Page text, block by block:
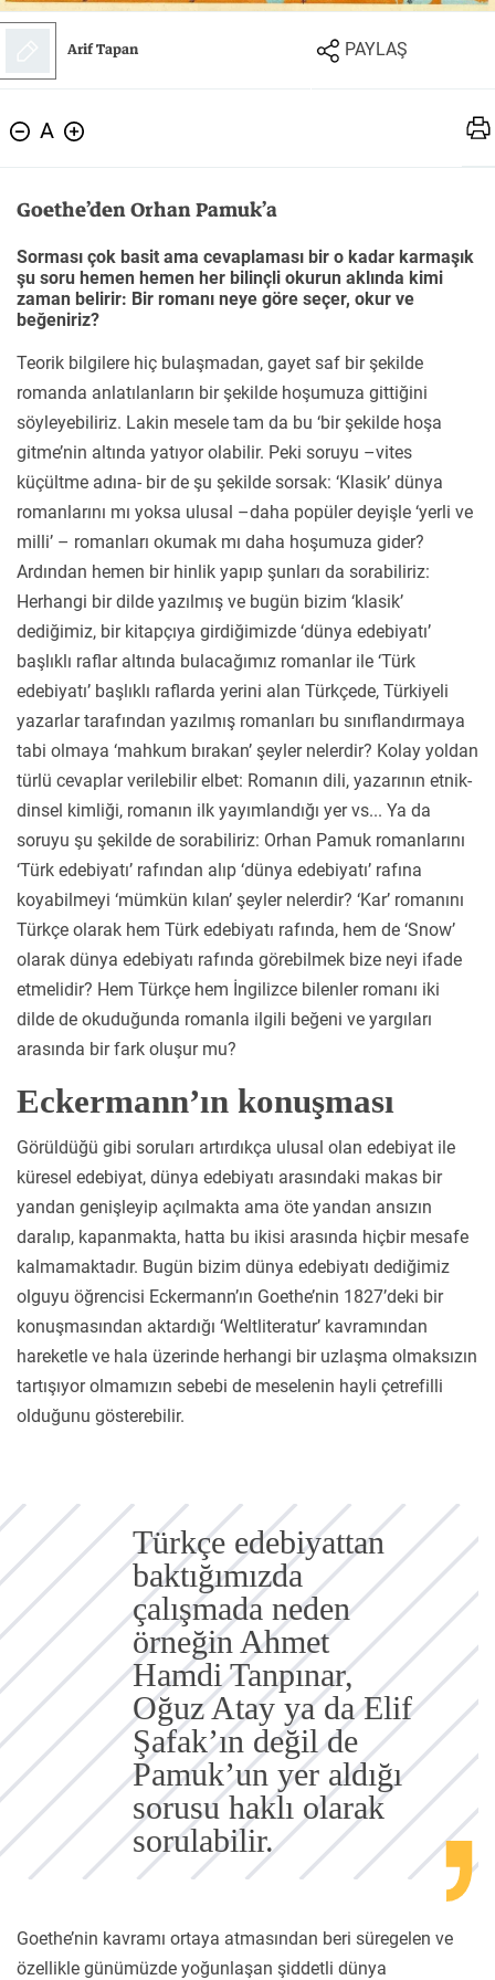
Arif Tapan PAYLAŞ
A
Goethe’den Orhan Pamuk’a
Sorması çok basit ama cevaplaması bir o kadar karmaşık
şu soru hemen hemen her bilinçli okurun aklında kimi
zaman belirir: Bir romanı neye göre seçer, okur ve
beğeniriz?
Teorik bilgilere hiç bulaşmadan, gayet saf bir şekilde
romanda anlatılanların bir şekilde hoşumuza gittiğini
söyleyebiliriz. Lakin mesele tam da bu ‘bir şekilde hoşa
gitme’nin altında yatıyor olabilir. Peki soruyu –vites
küçültme adına- bir de şu şekilde sorsak: ‘Klasik’ dünya
romanlarını mı yoksa ulusal –daha popüler deyişle ‘yerli ve
milli’ – romanları okumak mı daha hoşumuza gider?
Ardından hemen bir hinlik yapıp şunları da sorabiliriz:
Herhangi bir dilde yazılmış ve bugün bizim ‘klasik’
dediğimiz, bir kitapçıya girdiğimizde ‘dünya edebiyatı’
başlıklı raflar altında bulacağımız romanlar ile ‘Türk
edebiyatı’ başlıklı raflarda yerini alan Türkçede, Türkiyeli
yazarlar tarafından yazılmış romanları bu sınıflandırmaya
tabi olmaya ‘mahkum bırakan’ şeyler nelerdir? Kolay yoldan
türlü cevaplar verilebilir elbet: Romanın dili, yazarının etnik-
dinsel kimliği, romanın ilk yayımlandığı yer vs... Ya da
soruyu şu şekilde de sorabiliriz: Orhan Pamuk romanlarını
‘Türk edebiyatı’ rafından alıp ‘dünya edebiyatı’ rafına
koyabilmeyi ‘mümkün kılan’ şeyler nelerdir? ‘Kar’ romanını
Türkçe olarak hem Türk edebiyatı rafında, hem de ‘Snow’
olarak dünya edebiyatı rafında görebilmek bize neyi ifade
etmelidir? Hem Türkçe hem İngilizce bilenler romanı iki
dilde de okuduğunda romanla ilgili beğeni ve yargıları
arasında bir fark oluşur mu?
Eckermann’ın konuşması
Görüldüğü gibi soruları artırdıkça ulusal olan edebiyat ile
küresel edebiyat, dünya edebiyatı arasındaki makas bir
yandan genişleyip açılmakta ama öte yandan ansızın
daralıp, kapanmakta, hatta bu ikisi arasında hiçbir mesafe
kalmamaktadır. Bugün bizim dünya edebiyatı dediğimiz
olguyu öğrencisi Eckermann’ın Goethe’nin 1827’deki bir
konuşmasından aktardığı ‘Weltliteratur’ kavramından
hareketle ve hala üzerinde herhangi bir uzlaşma olmaksızın
tartışıyor olmamızın sebebi de meselenin hayli çetrefilli
olduğunu gösterebilir.
Türkçe edebiyattan
baktığımızda
çalışmada neden
örneğin Ahmet
Hamdi Tanpınar,
Oğuz Atay ya da Elif
Şafak’ın değil de
Pamuk’un yer aldığı
sorusu haklı olarak
sorulabilir.
Goethe’nin kavramı ortaya atmasından beri süregelen ve
özellikle günümüzde yoğunlaşan şiddetli dünya